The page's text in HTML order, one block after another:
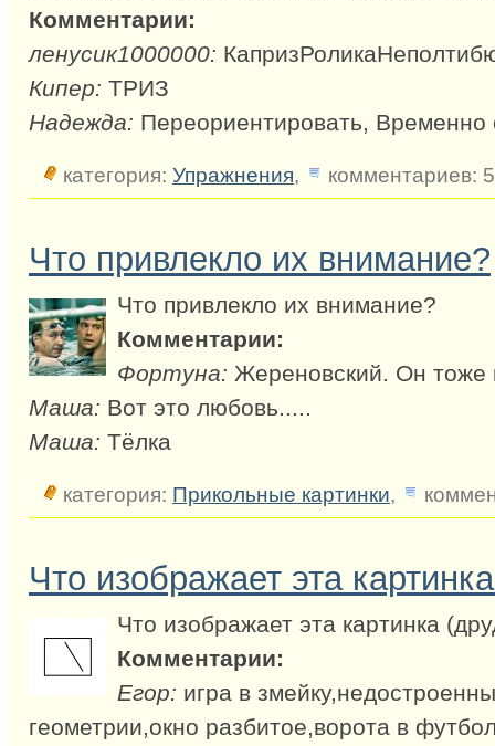
Комментарии:
ленусик1000000:
Кипер: ТРИЗ
Надежда: Переориентировать, Временно
категория: Упражнения, комментариев: 5
Что привлекло их внимание?
Что привлекло их внимание?
Комментарии:
Фортуна: Жереновский. Он тоже
Маша: Вот это любовь.....
Маша: Тёлка
категория: Прикольные картинки,
Что изображает эта
Что изображает эта картинка
Комментарии:
Егор: игра в
геометрии,окно разбитое,ворота в